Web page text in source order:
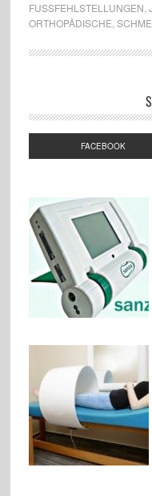
FUSSFEHLSTELLUNGEN
ORTHOPÄDISCHE
FACEBOOK